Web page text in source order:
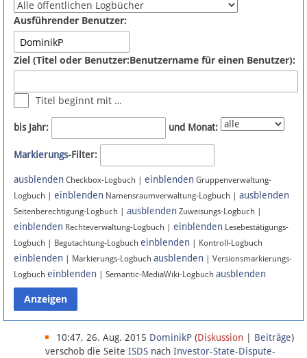
Fördermitglied werden
Fehler melden
Newsletter
Bluesky
Facebook
Instagram
Anmelden
Datenschutz
Über Lobbypedia
Ausführender Benutzer:
Ziel (Titel oder Benutzer:Benutzername für einen Benutzer):
Titel beginnt mit …
bis Jahr: und Monat:
Markierungs-Filter:
ausblenden Checkbox-Logbuch | einblenden Gruppenverwaltung-
Logbuch | einblenden Namensraumverwaltung-Logbuch | ausblenden
Seitenberechtigung-Logbuch | ausblenden Zuweisungs-Logbuch |
einblenden Rechteverwaltung-Logbuch | einblenden Lesebestätigungs-
Logbuch | Begutachtung-Logbuch einblenden | Kontroll-Logbuch
einblenden | Markierungs-Logbuch ausblenden | Versionsmarkierungs-
Logbuch einblenden | Semantic-MediaWiki-Logbuch ausblenden
10:47, 26. Aug. 2015 DominikP (Diskussion Beiträge)
verschob die Seite ISDS nach Investor-State-Dispute-